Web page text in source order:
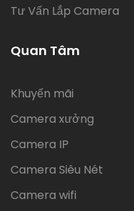
Tư Vấn Lắp Camera
Quan Tâm
Khuyến mãi
Camera xưởng
Camera IP
Camera Siêu Nét
Camera wifi